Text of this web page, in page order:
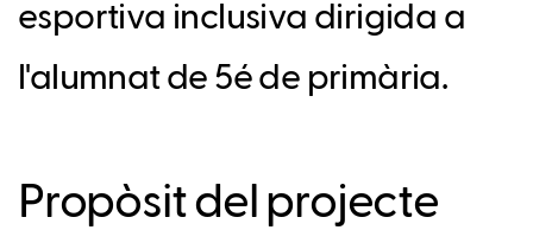
esportiva inclusiva dirigida a
l'alumnat de 5é de primària.
Propòsit del projecte